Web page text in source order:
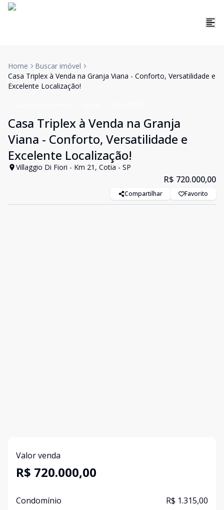
Home
Buscar imóvel
Casa Triplex à Venda na Granja Viana - Conforto, Versatilidade e
Excelente Localização!
Casa Triplex à Venda na Granja
Viana - Conforto, Versatilidade e
Excelente Localização!
Villaggio Di Fiori - Km 21, Cotia - SP
R$ 720.000,00
Compartilhar Favorito
Valor venda
R$ 720.000,00
Condomínio R$ 1.315,00